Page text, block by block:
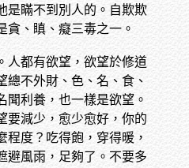
是瞞不到別人的。自欺欺
貪、瞋、癡三毒之一。
人都有欲望，欲望於修道
總不外財、色、名、食、
聞利養，也一樣是欲望。
要減少，愈少愈好，你的
程度？吃得飽，穿得暖，
避風雨，足夠了。不要多